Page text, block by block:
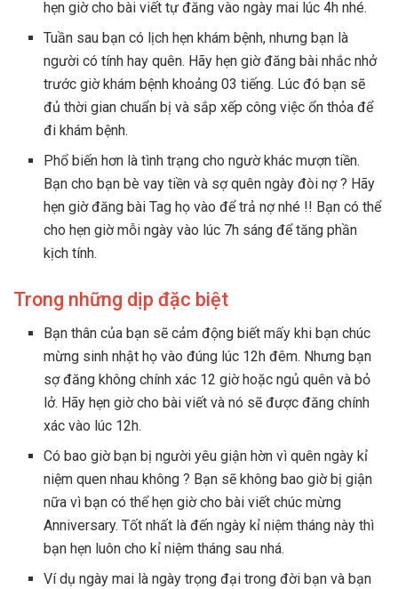
hẹn giờ cho bài viết tự đăng vào ngày mai lúc 4h nhé.
Tuần sau bạn có lịch hẹn khám bệnh, nhưng bạn là
người có tính hay quên. Hãy hẹn giờ đăng bài nhắc nhở
trước giờ khám bệnh khoảng 03 tiếng. Lúc đó bạn sẽ
đủ thời gian chuẩn bị và sắp xếp công việc ổn thỏa để
đi khám bệnh.
Phổ biến hơn là tình trạng cho ngườ khác mượn tiền.
Bạn cho bạn bè vay tiền và sợ quên ngày đòi nợ ? Hãy
hẹn giờ đăng bài Tag họ vào để trả nợ nhé !! Bạn có thể
cho hẹn giờ mỗi ngày vào lúc 7h sáng để tăng phần
kịch tính.
Trong những dịp đặc biệt
Bạn thân của bạn sẽ cảm động biết mấy khi bạn chúc
mừng sinh nhật họ vào đúng lúc 12h đêm. Nhưng bạn
sợ đăng không chính xác 12 giờ hoặc ngủ quên và bỏ
lở. Hãy hẹn giờ cho bài viết và nó sẽ được đăng chính
xác vào lúc 12h.
Có bao giờ bạn bị người yêu giận hờn vì quên ngày kỉ
niệm quen nhau không ? Bạn sẽ không bao giờ bị giận
nữa vì bạn có thể hẹn giờ cho bài viết chúc mừng
Anniversary. Tốt nhất là đến ngày kỉ niệm tháng này thì
bạn hẹn luôn cho kỉ niệm tháng sau nhá.
Ví dụ ngày mai là ngày trọng đại trong đời bạn và bạn